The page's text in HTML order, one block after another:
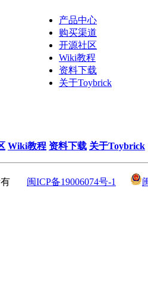
产品中心
购买渠道
开源社区
Wiki教程
资料下载
关于Toybrick
Wiki教程 资料下载 关于Toybrick
有 闽ICP备19006074号-1